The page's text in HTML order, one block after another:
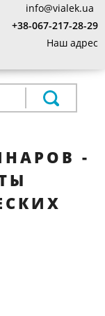
info@vialek.ua
+38-067-217-28-29
Наш адрес
-